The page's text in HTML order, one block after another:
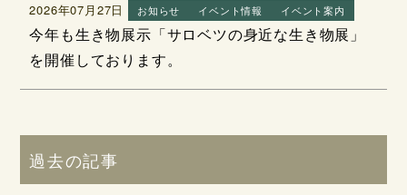
2026年07月27日 お知らせ イベント情報 イベント案内
今年も生き物展示「サロベツの身近な生き物展」
を開催しております。
過去の記事